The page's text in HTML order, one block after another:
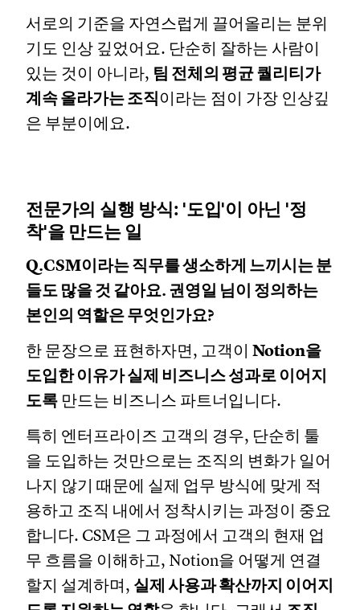
서로의 기준을 자연스럽게 끌어올리는 분위
기도 인상 깊었어요. 단순히 잘하는 사람이
있는 것이 아니라, 팀 전체의 평균 퀄리티가
계속 올라가는 조직이라는 점이 가장 인상깊
은 부분이에요.
전문가의 실행 방식: '도입'이 아닌 '정
착'을 만드는 일
Q.CSM이라는 직무를 생소하게 느끼시는 분
들도 많을 것 같아요. 권영일 님이 정의하는
본인의 역할은 무엇인가요?
한 문장으로 표현하자면, 고객이 Notion을
도입한 이유가 실제 비즈니스 성과로 이어지
도록 만드는 비즈니스 파트너입니다.
특히 엔터프라이즈 고객의 경우, 단순히 툴
을 도입하는 것만으로는 조직의 변화가 일어
나지 않기 때문에 실제 업무 방식에 맞게 적
용하고 조직 내에서 정착시키는 과정이 중요
합니다. CSM은 그 과정에서 고객의 현재 업
무 흐름을 이해하고, Notion을 어떻게 연결
할지 설계하며, 실제 사용과 확산까지 이어지